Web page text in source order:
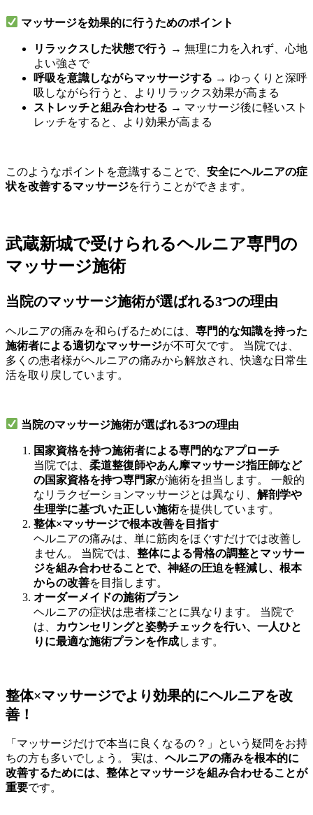
マッサージを効果的に行うためのポイント
リラックスした状態で行う → 無理に力を入れず、心地
よい強さで
呼吸を意識しながらマッサージする → ゆっくりと深呼
吸しながら行うと、よりリラックス効果が高まる
ストレッチと組み合わせる → マッサージ後に軽いスト
レッチをすると、より効果が高まる
このようなポイントを意識することで、 安全にヘルニアの症
状を改善するマッサージを行うことができます。
武蔵新城で受けられるヘルニア専門の
マッサージ施術
当院のマッサージ施術が選ばれる3つの理由
ヘルニアの痛みを和らげるためには、 専門的な知識を持った
施術者による適切なマッサージが不可欠です。 当院では、
多くの患者様がヘルニアの痛みから解放され、快適な日常生
活を取り戻しています。
当院のマッサージ施術が選ばれる3つの理由
国家資格を持つ施術者による専門的なアプローチ
当院では、 柔道整復師やあん摩マッサージ指圧師など
の国家資格を持つ専門家が施術を担当します。 一般的
なリラクゼーションマッサージとは異なり、 解剖学や
生理学に基づいた正しい施術を提供しています。
整体×マッサージで根本改善を目指す
ヘルニアの痛みは、単に筋肉をほぐすだけでは改善し
ません。 当院では、 整体による骨格の調整とマッサー
ジを組み合わせることで、神経の圧迫を軽減し、根本
からの改善を目指します。
オーダーメイドの施術プラン
ヘルニアの症状は患者様ごとに異なります。 当院で
は、
カウンセリングと姿勢チェックを行い、一人ひと
りに最適な施術プランを作成します。
整体×マッサージでより効果的にヘルニアを改
善！
「マッサージだけで本当に良くなるの？」という疑問をお持
ちの方も多いでしょう。 実は、 ヘルニアの痛みを根本的に
改善するためには、整体とマッサージを組み合わせることが
重要です。